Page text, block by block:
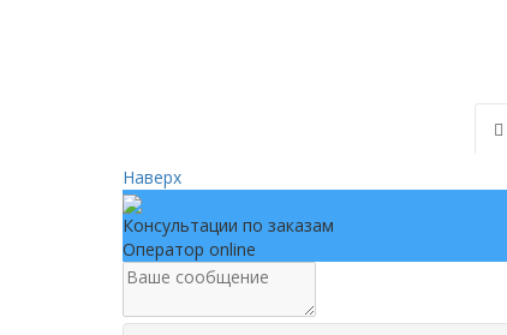
Наверх
Консультации по заказам
Оператор online